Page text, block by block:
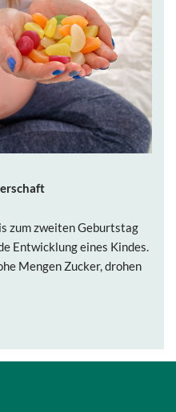
zum zweiten Geburtstag
Entwicklung eines Kindes.
Mengen Zucker, drohen